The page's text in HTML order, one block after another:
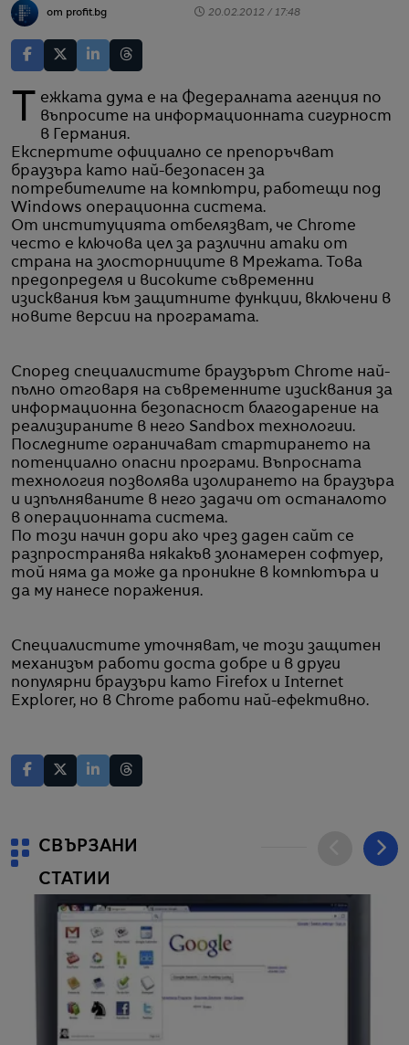
от profit.bg 20.02.2012 / 17:48
Тежката дума е на Федералната агенция по
въпросите на информационната сигурност
в Германия.
Експертите официално се препоръчват
браузъра като най-безопасен за
потребителите на компютри, работещи под
Windows операционна система.
От институцията отбелязват, че Chrome
често е ключова цел за различни атаки от
страна на злосторниците в Мрежата. Това
предопределя и високите съвременни
изисквания към защитните функции, включени в
новите версии на програмата.
Според специалистите браузърът Chrome най-
пълно отговаря на съвременните изисквания за
информационна безопасност благодарение на
реализираните в него Sandbox технологии.
Последните ограничават стартирането на
потенциално опасни програми. Въпросната
технология позволява изолирането на браузъра
и изпълняваните в него задачи от останалото
в операционната система.
По този начин дори ако чрез даден сайт се
разпространява някакъв злонамерен софтуер,
той няма да може да проникне в компютъра и
да му нанесе поражения.
Специалистите уточняват, че този защитен
механизъм работи доста добре и в други
популярни браузъри като Firefox и Internet
Explorer, но в Chrome работи най-ефективно.
СВЪРЗАНИ
СТАТИИ